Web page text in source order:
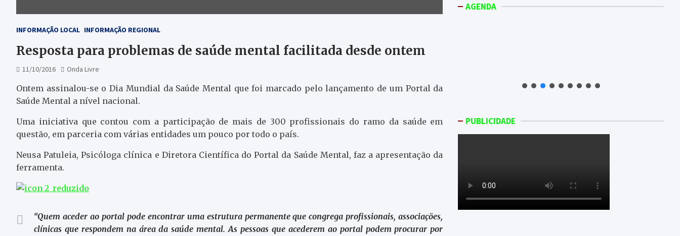
INFORMAÇÃO LOCAL INFORMAÇÃO REGIONAL
Resposta para problemas de saúde mental facilitada desde ontem
11/10/2016 Onda Livre
Ontem assinalou-se o Dia Mundial da Saúde Mental que foi marcado pelo lançamento de um Portal da
Saúde Mental a nível nacional.
Uma iniciativa que contou com a participação de mais de 300 profissionais do ramo da saúde em
questão, em parceria com várias entidades um pouco por todo o país.
Neusa Patuleia, Psicóloga clínica e Diretora Científica do Portal da Saúde Mental, faz a apresentação da
ferramenta.
“Quem aceder ao portal pode encontrar uma estrutura permanente que congrega profissionais, associações,
clínicas que respondem na área da saúde mental. As pessoas que acederem ao portal podem procurar por
AGENDA
PUBLICIDADE